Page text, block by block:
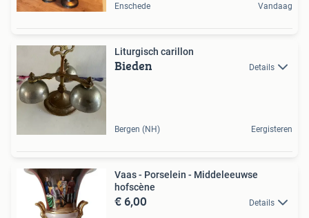
Enschede Vandaag
Liturgisch carillon
Bieden Details
Bergen (NH) Eergisteren
Vaas - Porselein - Middeleeuwse
hofscène
€ 6,00 Details